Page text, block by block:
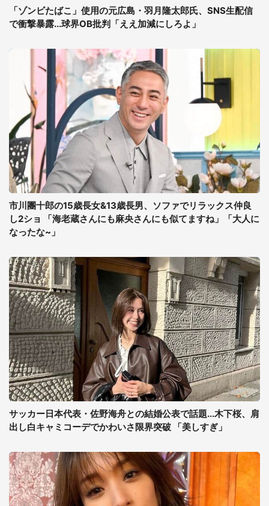
「ゾンビたばこ」使用の元広島・羽月隆太郎氏、SNS生配信
で衝撃暴露...球界OB批判「ええ加減にしろよ」
市川團十郎の15歳長女&13歳長男、ソファでリラックス仲良
し2ショ 「海老蔵さんにも麻央さんにも似てますね」「大人に
なったな~」
サッカー日本代表・佐野海舟との結婚公表で話題...木下桜、肩
出し白キャミコーデでかわいさ限界突破 「美しすぎ」